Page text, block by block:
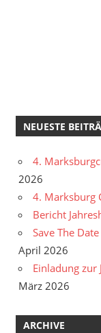
NEUESTE
4.
2026
4. Marksburg
Bericht
Save The
April 2026
Einladung
März 2026
ARCHIVE